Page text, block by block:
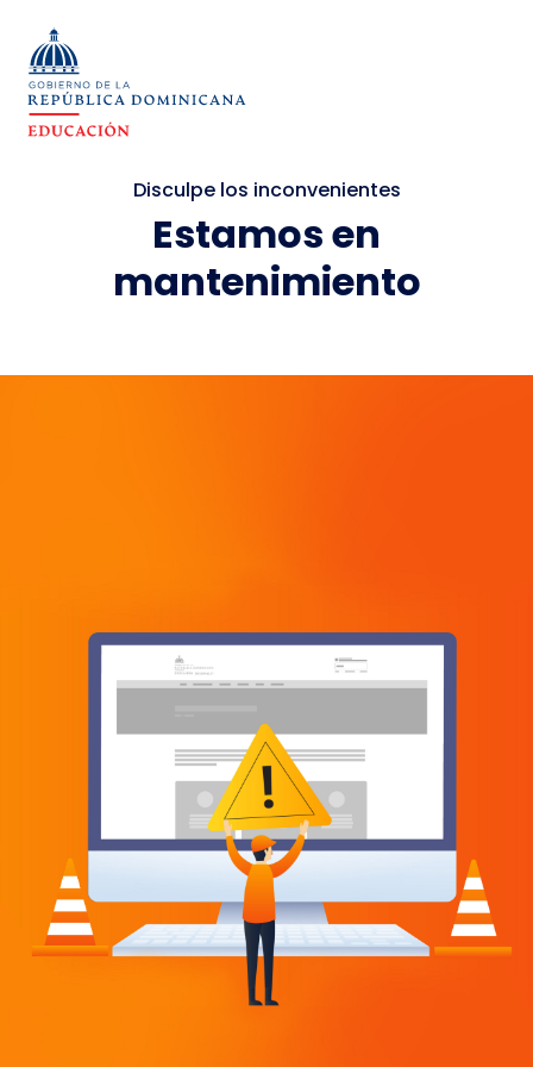
Disculpe los inconvenientes
Estamos en
mantenimiento